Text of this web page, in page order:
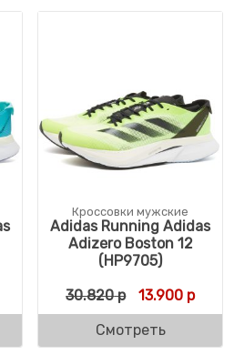
цена составляла 30.397
цена: 13.900 р.
Кроссовки мужские
Adidas Running Adidas
Adizero Boston 12
(HP9705)
30.820р 13.900 р
Смотреть